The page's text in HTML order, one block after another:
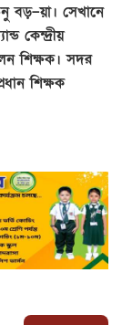
বড়–য়া। সেখানে
কেন্দ্রীয়
শিক্ষক। সদর
শিক্ষক